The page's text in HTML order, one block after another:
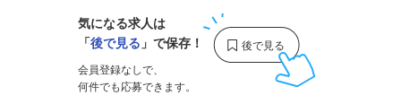
気になる求人は
「後で見る 」で保存！
会員登録なしで、
何件でも応募できます。